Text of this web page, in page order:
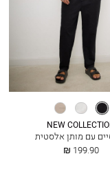
שחור אופוויטגרייג׳
NEW
עם מותן אלסטית
החל
199.90 ₪